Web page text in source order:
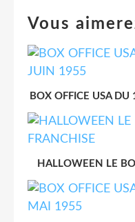
Vous
BOX OFFICE USA
HALLOWEEN LE